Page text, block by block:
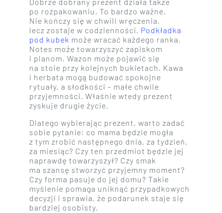
po rozpakowaniu. To bardzo ważne.
Nie kończy się w chwili wręczenia,
lecz zostaje w codzienności. Podkładka
pod kubek może wracać każdego ranka.
Notes może towarzyszyć zapiskom
i planom. Wazon może pojawić się
na stole przy kolejnych bukietach. Kawa
i herbata mogą budować spokojne
rytuały, a słodkości – małe chwile
przyjemności. Właśnie wtedy prezent
zyskuje drugie życie.
Dlatego wybierając prezent, warto zadać
sobie pytanie: co mama będzie mogła
z tym zrobić następnego dnia, za tydzień,
za miesiąc? Czy ten przedmiot będzie jej
naprawdę towarzyszył? Czy smak
ma szansę stworzyć przyjemny moment?
Czy forma pasuje do jej domu? Takie
myślenie pomaga uniknąć przypadkowych
decyzji i sprawia, że podarunek staje się
bardziej osobisty.